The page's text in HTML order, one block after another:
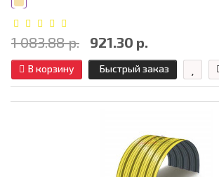
1 083.88 р. 921.30 р.
В корзину Быстрый заказ